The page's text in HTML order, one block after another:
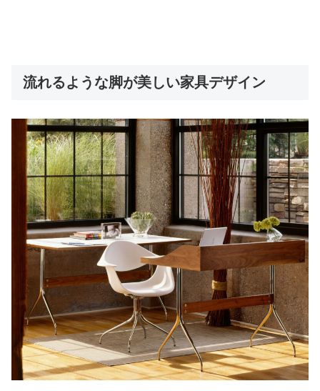
流れるような脚が美しい家具デザイン